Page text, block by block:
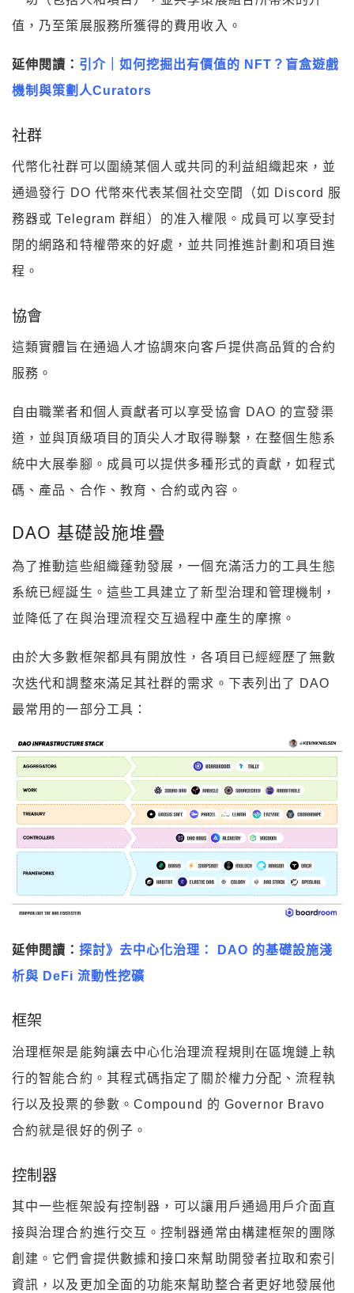
值，乃至策展服務所獲得的費用收入。
延伸閱讀： 引介｜如何挖掘出有價值的 NFT？盲盒遊戲
機制與策劃人Curators
社群
代幣化社群可以圍繞某個人或共同的利益組織起來，並
通過發行 DO 代幣來代表某個社交空間（如 Discord 服
務器或 Telegram 群組）的准入權限。成員可以享受封
閉的網路和特權帶來的好處，並共同推進計劃和項目進
程。
協會
這類實體旨在通過人才協調來向客戶提供高品質的合約
服務。
自由職業者和個人貢獻者可以享受協會 DAO 的宣發渠
道，並與頂級項目的頂尖人才取得聯繫，在整個生態系
統中大展拳腳。成員可以提供多種形式的貢獻，如程式
碼、產品、合作、教育、合約或內容。
DAO 基礎設施堆疊
為了推動這些組織蓬勃發展，一個充滿活力的工具生態
系統已經誕生。這些工具建立了新型治理和管理機制，
並降低了在與治理流程交互過程中產生的摩擦。
由於大多數框架都具有開放性，各項目已經經歷了無數
次迭代和調整來滿足其社群的需求。下表列出了 DAO
最常用的一部分工具：
延伸閱讀： 探討》去中心化治理： DAO 的基礎設施淺
析與 DeFi 流動性挖礦
框架
治理框架是能夠讓去中心化治理流程規則在區塊鏈上執
行的智能合約。其程式碼指定了關於權力分配、流程執
行以及投票的參數。Compound 的 Governor Bravo
合約就是很好的例子。
控制器
其中一些框架設有控制器，可以讓用戶通過用戶介面直
接與治理合約進行交互。控制器通常由構建框架的團隊
創建。它們會提供數據和接口來幫助開發者拉取和索引
資訊，以及更加全面的功能來幫助整合者更好地發展他